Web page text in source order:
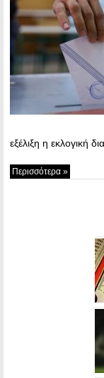
εξέλιξη η εκλογική
Περισσότερα »